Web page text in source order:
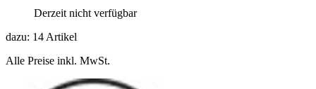
Derzeit nicht verfügbar
dazu: 14 Artikel
Alle Preise inkl. MwSt.